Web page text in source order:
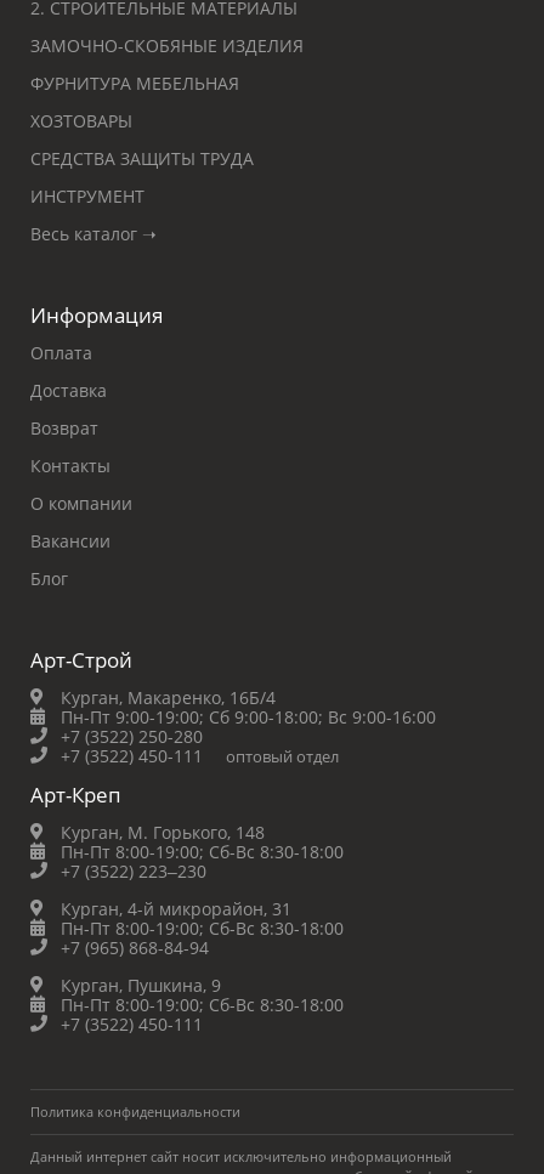
2. СТРОИТЕЛЬНЫЕ МАТЕРИАЛЫ
ЗАМОЧНО-СКОБЯНЫЕ ИЗДЕЛИЯ
ФУРНИТУРА МЕБЕЛЬНАЯ
ХОЗТОВАРЫ
СРЕДСТВА ЗАЩИТЫ ТРУДА
ИНСТРУМЕНТ
Весь каталог ➝
Информация
Оплата
Доставка
Возврат
Контакты
О компании
Вакансии
Блог
Арт-Строй
Курган, Макаренко, 16Б/4
Пн-Пт 9:00-19:00; Сб 9:00-18:00; Вс 9:00-16:00
+7 (3522) 250-280
+7 (3522) 450-111
оптовый отдел
Арт-Креп
Курган, М. Горького, 148
Пн-Пт 8:00-19:00; Сб-Вс 8:30-18:00
+7 (3522) 223‒230
Курган, 4-й микрорайон, 31
Пн-Пт 8:00-19:00; Сб-Вс 8:30-18:00
+7 (965) 868-84-94
Курган, Пушкина, 9
Пн-Пт 8:00-19:00; Сб-Вс 8:30-18:00
+7 (3522) 450-111
Политика конфиденциальности
Данный интернет сайт носит исключительно информационный